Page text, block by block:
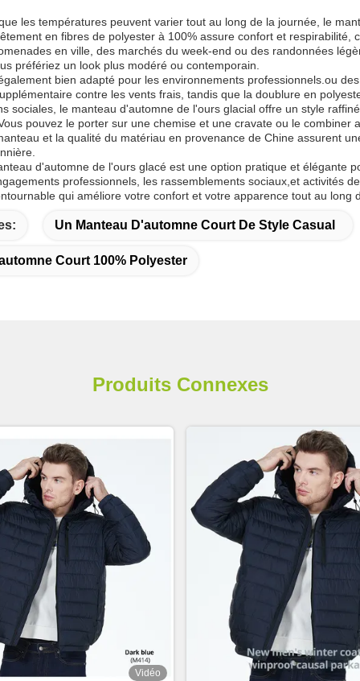
les températures peuvent varier tout au long de la journée, le
en fibres de polyester à 100% assure confort et
en ville, des marchés du week-end ou des randonnées
préfériez un look plus modéré ou contemporain.
bien adapté pour les environnements professionnels.ou
contre les vents frais, tandis que la doublure en
sociales, le manteau d'automne de l'ours glacial offre un style
pouvez le porter sur une chemise et une cravate ou le
et la qualité du matériau en provenance de Chine assurent
d'automne de l'ours glacé est une option pratique et élégante
professionnels, les rassemblements sociaux,et activités
qui améliore votre confort et votre apparence tout au long
Un Manteau D'automne Court De Style Casual
Court 100% Polyester
Produits Connexes
Vidéo